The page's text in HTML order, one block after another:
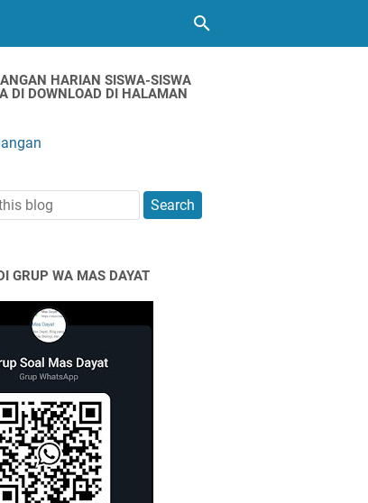
HARIAN SISWA-SISWA
DI DOWNLOAD DI HALAMAN
GRUP WA MAS DAYAT